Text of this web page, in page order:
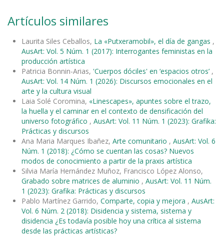
Artículos similares
Laurita Siles Ceballos, La «Putxeramobil», el día de gangas ,
AusArt: Vol. 5 Núm. 1 (2017): Interrogantes feministas en la
producción artística
Patricia Bonnin-Arias, 'Cuerpos dóciles' en ‘espacios otros’ ,
AusArt: Vol. 14 Núm. 1 (2026): Discursos emocionales en el
arte y la cultura visual
Laia Solé Coromina, «Linescapes», apuntes sobre el trazo,
la huella y el caminar en el contexto de densificación del
universo fotográfico , AusArt: Vol. 11 Núm. 1 (2023): Grafika:
Prácticas y discursos
Ana Maria Marques Ibañez, Arte comunitario , AusArt: Vol. 6
Núm. 1 (2018): ¿Cómo se cuentan las cosas? Nuevos
modos de conocimiento a partir de la praxis artística
Silvia María Hernández Muñoz, Francisco López Alonso,
Grabado sobre matrices de aluminio , AusArt: Vol. 11 Núm.
1 (2023): Grafika: Prácticas y discursos
Pablo Martínez Garrido, Comparte, copia y mejora , AusArt:
Vol. 6 Núm. 2 (2018): Disidencia y sistema, sistema y
disidencia ¿Es todavía posible hoy una crítica al sistema
desde las prácticas artísticas?